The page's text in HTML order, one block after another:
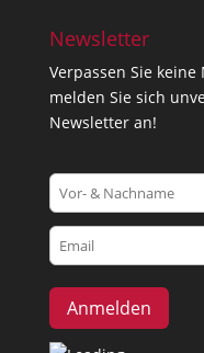
Newsletter
Verpassen Sie
melden Sie sich
Newsletter an!